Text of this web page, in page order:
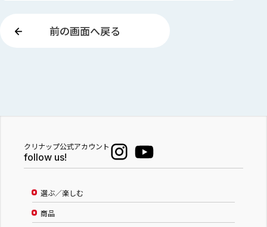
前の画面へ戻る
クリナップ公式アカウント
follow us!
選ぶ／楽しむ
商品